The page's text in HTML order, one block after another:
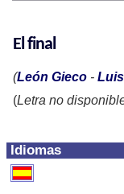
Idiomas
El final
(León Gieco -
(Letra no